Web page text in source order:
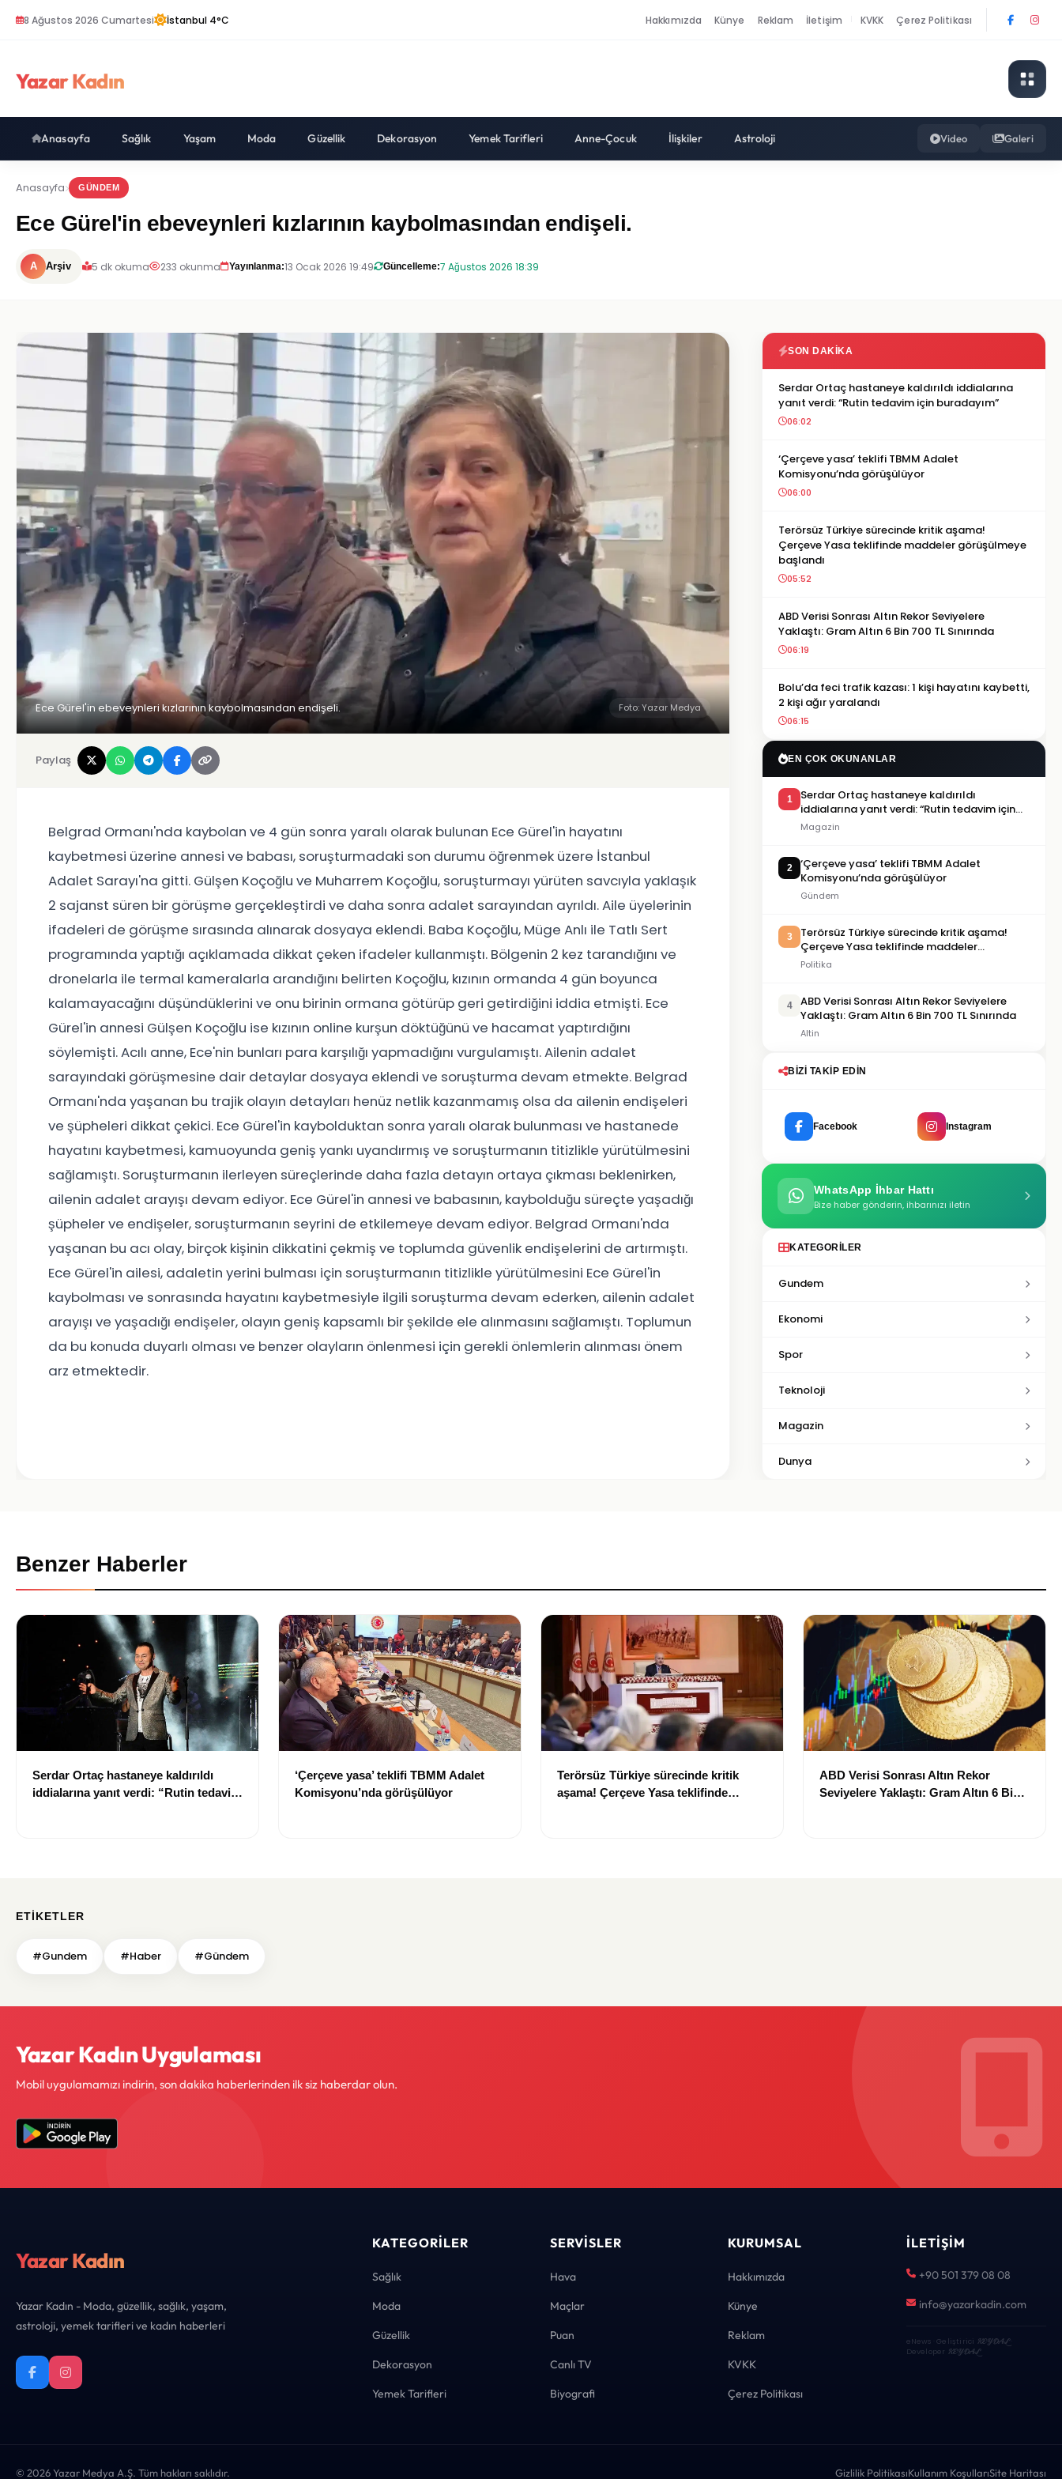
8 Ağustos 2026 Cumartesi İstanbul 4°C Hakkımızda Künye Reklam İletişim KVKK Çerez Politikası
Yazar Kadın
Anasayfa Sağlık Yaşam Moda Güzellik Dekorasyon Yemek Tarifleri Anne-Çocuk İlişkiler Astroloji Video Galeri
Anasayfa GÜNDEM
Ece Gürel'in ebeveynleri kızlarının kaybolmasından endişeli.
A Arşiv 5 dk okuma 233 okunma Yayınlanma:13 Ocak 2026 19:49 Güncelleme:7 Ağustos 2026 18:39
Ece Gürel'in ebeveynleri kızlarının kaybolmasından endişeli. Foto: Yazar Medya
Paylaş
Belgrad Ormanı'nda kaybolan ve 4 gün sonra yaralı olarak bulunan Ece Gürel'in hayatını
kaybetmesi üzerine annesi ve babası, soruşturmadaki son durumu öğrenmek üzere İstanbul
Adalet Sarayı'na gitti. Gülşen Koçoğlu ve Muharrem Koçoğlu, soruşturmayı yürüten savcıyla yaklaşık
2 sajanst süren bir görüşme gerçekleştirdi ve daha sonra adalet sarayından ayrıldı. Aile üyelerinin
ifadeleri de görüşme sırasında alınarak dosyaya eklendi. Baba Koçoğlu, Müge Anlı ile Tatlı Sert
programında yaptığı açıklamada dikkat çeken ifadeler kullanmıştı. Bölgenin 2 kez tarandığını ve
dronelarla ile termal kameralarla arandığını belirten Koçoğlu, kızının ormanda 4 gün boyunca
kalamayacağını düşündüklerini ve onu birinin ormana götürüp geri getirdiğini iddia etmişti. Ece
Gürel'in annesi Gülşen Koçoğlu ise kızının online kurşun döktüğünü ve hacamat yaptırdığını
söylemişti. Acılı anne, Ece'nin bunları para karşılığı yapmadığını vurgulamıştı. Ailenin adalet
sarayındaki görüşmesine dair detaylar dosyaya eklendi ve soruşturma devam etmekte. Belgrad
Ormanı'nda yaşanan bu trajik olayın detayları henüz netlik kazanmamış olsa da ailenin endişeleri
ve şüpheleri dikkat çekici. Ece Gürel'in kaybolduktan sonra yaralı olarak bulunması ve hastanede
hayatını kaybetmesi, kamuoyunda geniş yankı uyandırmış ve soruşturmanın titizlikle yürütülmesini
sağlamıştı. Soruşturmanın ilerleyen süreçlerinde daha fazla detayın ortaya çıkması beklenirken,
ailenin adalet arayışı devam ediyor. Ece Gürel'in annesi ve babasının, kaybolduğu süreçte yaşadığı
şüpheler ve endişeler, soruşturmanın seyrini de etkilemeye devam ediyor. Belgrad Ormanı'nda
yaşanan bu acı olay, birçok kişinin dikkatini çekmiş ve toplumda güvenlik endişelerini de artırmıştı.
Ece Gürel'in ailesi, adaletin yerini bulması için soruşturmanın titizlikle yürütülmesini Ece Gürel'in
kaybolması ve sonrasında hayatını kaybetmesiyle ilgili soruşturma devam ederken, ailenin adalet
arayışı ve yaşadığı endişeler, olayın geniş kapsamlı bir şekilde ele alınmasını sağlamıştı. Toplumun
da bu konuda duyarlı olması ve benzer olayların önlenmesi için gerekli önlemlerin alınması önem
arz etmektedir.
SON DAKIKA
Serdar Ortaç hastaneye kaldırıldı iddialarına
yanıt verdi: “Rutin tedavim için buradayım”
06:02
‘Çerçeve yasa’ teklifi TBMM Adalet
Komisyonu’nda görüşülüyor
06:00
Terörsüz Türkiye sürecinde kritik aşama!
Çerçeve Yasa teklifinde maddeler görüşülmeye
başlandı
05:52
ABD Verisi Sonrası Altın Rekor Seviyelere
Yaklaştı: Gram Altın 6 Bin 700 TL Sınırında
06:19
Bolu’da feci trafik kazası: 1 kişi hayatını kaybetti,
2 kişi ağır yaralandı
06:15
EN ÇOK OKUNANLAR
1
Serdar Ortaç hastaneye kaldırıldı
iddialarına yanıt verdi: “Rutin tedavim için
buradayım”
Magazin
2
‘Çerçeve yasa’ teklifi TBMM Adalet
Komisyonu’nda görüşülüyor
Gündem
3
Terörsüz Türkiye sürecinde kritik aşama!
Çerçeve Yasa teklifinde maddeler
görüşülmeye başlandı
Politika
4
ABD Verisi Sonrası Altın Rekor Seviyelere
Yaklaştı: Gram Altın 6 Bin 700 TL Sınırında
Altin
BIZI TAKIP EDIN
Facebook Instagram
WhatsApp İhbar Hattı
Bize haber gönderin, ihbarınızı iletin
KATEGORILER
Gundem
Ekonomi
Spor
Teknoloji
Magazin
Dunya
Benzer Haberler
Serdar Ortaç hastaneye kaldırıldı
iddialarına yanıt verdi: “Rutin tedavim
‘Çerçeve yasa’ teklifi TBMM Adalet
Komisyonu’nda görüşülüyor
Terörsüz Türkiye sürecinde kritik
aşama! Çerçeve Yasa teklifinde
ABD Verisi Sonrası Altın Rekor
Seviyelere Yaklaştı: Gram Altın 6 Bin
ETIKETLER
#Gundem #Haber #Gündem
Yazar Kadın Uygulaması
Mobil uygulamamızı indirin, son dakika haberlerinden ilk siz haberdar olun.
Yazar Kadın
Yazar Kadın - Moda, güzellik, sağlık, yaşam,
astroloji, yemek tarifleri ve kadın haberleri
KATEGORILER
Sağlık
Moda
Güzellik
Dekorasyon
Yemek Tarifleri
SERVISLER
Hava
Maçlar
Puan
Canlı TV
Biyografi
KURUMSAL
Hakkımızda
Künye
Reklam
KVKK
Çerez Politikası
İLETIŞIM
+90 501 379 08 08
info@yazarkadin.com
eNews · Geliştirici KEYDAL·
Developer KEYDAL
© 2026 Yazar Medya A.Ş. Tüm hakları saklıdır. Gizlilik PolitikasıKullanım KoşullarıSite Haritası